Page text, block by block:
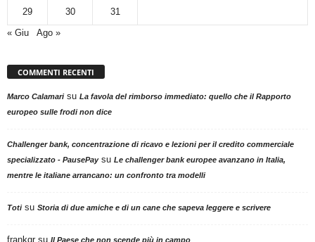
29 30
31
« Giu
Ago »
COMMENTI RECENTI
Marco Calamarisu La favola del rimborso immediato: quello che il Rapporto
europeo sulle frodi non dice
Challenger bank, concentrazione di ricavo e lezioni per il credito commerciale
specializzato - PausePaysu Le challenger bank europee avanzano in Italia,
mentre le italiane arrancano: un confronto tra modelli
Totisu Storia di due amiche e di un cane che sapeva leggere e scrivere
frankgr su Il Paese che non scende più in campo